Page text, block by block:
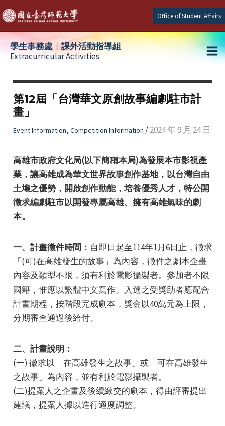
Skip
to
content
Office of Student Affairs
學生事務處┆課外活動指導組
Extracurricular Activities
第12屆「台灣華文原創故事編劇駐市計
畫」
Event Information, Competition Information /2024 年 9 月 24 日
高雄市政府文化局(以下簡稱本局)為發展本市影視產
業，讓高雄成為華文世界故事創作基地，以台灣自由
土壤之優勢，開啟創作動能，培養優秀人才，特公開
徵求編劇駐市以開發專屬高雄、擁有高雄氣味的劇
本。
一、計畫徵件時間： 自即日起至114年1月6日止，徵求
「(可)在高雄發生的故事」為內容，徵件之劇本企畫
內容及類型不限，須有利於電影攝製者。參加者不限
國籍，惟應以繁體中文寫作。入選之受獎助者應配合
計畫期程，按階段完成劇本，獎金以40萬元為上限，
分期審查通過後給付。
二、計畫說明：
(一) 徵求以「在高雄發生之故事」或「可在高雄發生
之故事」為內容，並有利於電影攝製者。
(二)提案人之企畫及後續繳交的劇本，得由評審提出
建議，提案人據以進行適度調整。